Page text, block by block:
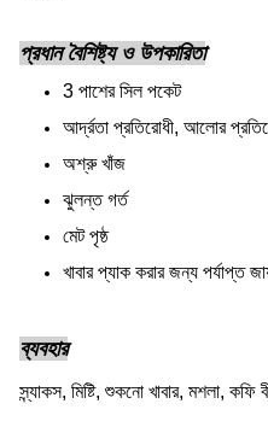
প্রধান বৈশিষ্ট্য ও উপকারিতা
3 পাশের সিল পকেট
আর্দ্রতা প্রতিরোধী, আলোর
অশ্রু খাঁজ
ঝুলন্ত গর্ত
মেট পৃষ্ঠ
খাবার প্যাক করার জন্য পর্যাপ্ত
ব্যবহার
স্ন্যাকস, মিষ্টি, শুকনো খাবার, মশলা, কফি